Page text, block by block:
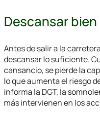
Descansar
Antes de salir a la
descansar lo suficiente.
cansancio, se pierde la
lo que aumenta el riesgo
informa la DGT, la
más intervienen en los